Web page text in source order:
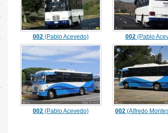
002(Pablo Acevedo) 002(Pablo
002(Pablo Acevedo) 002(Alfredo